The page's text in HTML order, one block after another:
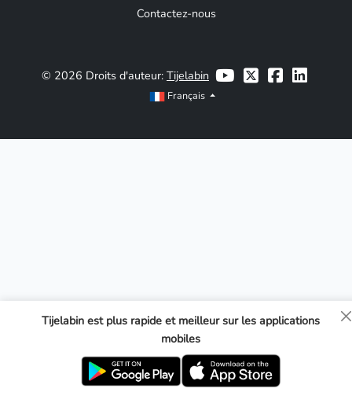
Tijelabin est plus rapide et meilleur sur les applications
mobiles
Contactez-nous
© 2026 Droits d'auteur: Tijelabin
Français